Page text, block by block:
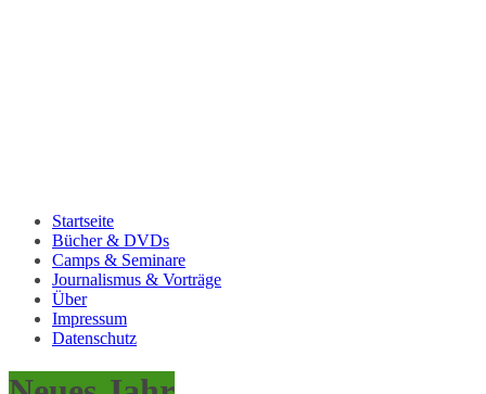
Startseite
Bücher & DVDs
Camps & Seminare
Journalismus & Vorträge
Über
Impressum
Datenschutz